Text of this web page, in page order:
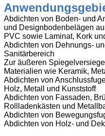
Abdichten von Boden- und
und Designbodenbelägen
PVC sowie Laminat, Kork
Abdichten von Dehnungs-
Sanitärbereich
Zur äußeren
Materialien wie Keramik,
Abdichten von
Holz, Metall und Kunststoff
Abdichten von Fassaden,
Rollladenkästen und
Abdichten von
Abdichten von Holz- und